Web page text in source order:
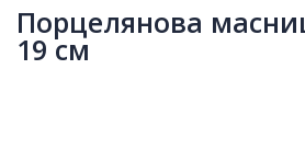
Порцелянова
19 см